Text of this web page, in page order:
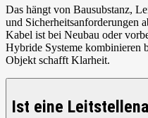
Das hängt von Bausubstanz,
und Sicherheitsanforderungen
Kabel ist bei Neubau oder
Hybride Systeme kombinieren
Objekt schafft Klarheit.
Ist eine